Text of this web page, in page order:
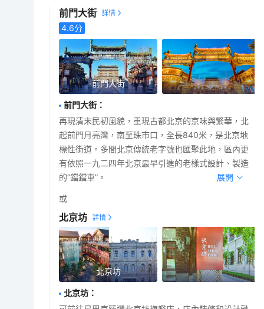
前門大街
4.6分
前門大街
前門大街 ：
再現清末民初風貌，重現古都北京的京味與繁華，北
起前門月亮灣，南至珠市口，全長840米，是北京地
標性街道。多間北京傳統老字號也匯聚此地，區內更
有依照一九二四年北京最早引進的老樣式設計、製造
的“鐺鐺車”。
展開
或
北京坊
北京坊
北京坊 ：